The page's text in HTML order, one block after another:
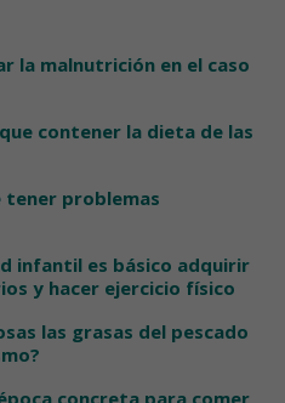
la malnutrición en el caso
contener la dieta de las
tener problemas
infantil es básico adquirir
y hacer ejercicio físico
las grasas del pescado
concreta para comer